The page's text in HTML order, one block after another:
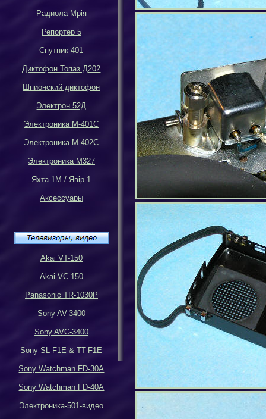
Радиола Мрiя
Репортер 5
Спутник 401
Диктофон Топаз Д202
Шпионский диктофон
Электрон 52Д
Электроника М-401С
Электроника М-402С
Электроника М327
Яхта-1М/ Явiр-1
Аксессуары
Akai VT-150
Akai VC-150
Panasonic TR-1030P
Sony AV-3400
Sony AVC-3400
Sony SL-F1E & TT-F1E
Sony Watchman FD-30A
Sony Watchman FD-40A
Электроника-501-видео